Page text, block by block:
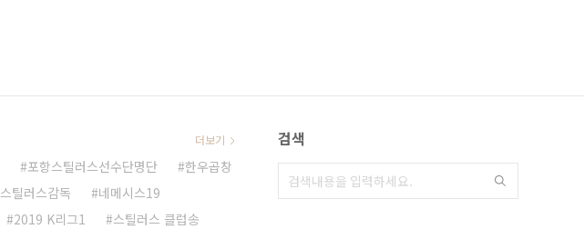
포항스틸러스선수단명단
한우곱창
스틸러스감독
네메시스19
2019 K리그1
스틸러스 클럽송
더보기 검색